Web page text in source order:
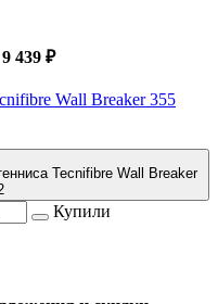
9 439 ₽
Wall Breaker 355
Tecnifibre Wall Breaker
Купили